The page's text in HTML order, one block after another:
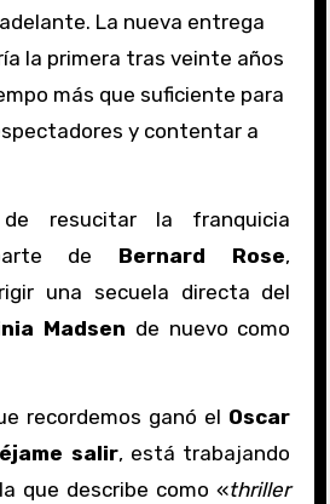
La nueva entrega
la primera tras veinte años
más que suficiente para
y contentar a
de Bernard Rose,
una secuela directa del
Madsen de nuevo como
recordemos ganó el Oscar
salir, está trabajando
que describe como «thriller